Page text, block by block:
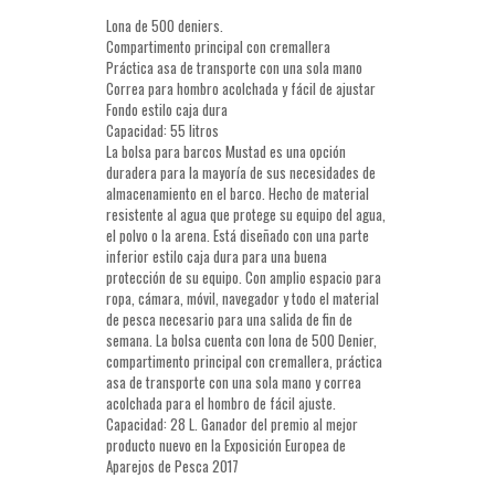
Lona de 500 deniers.
Compartimento principal con cremallera
Práctica asa de transporte con una sola mano
Correa para hombro acolchada y fácil de ajustar
Fondo estilo caja dura
Capacidad: 55 litros
La bolsa para barcos Mustad es una opción
duradera para la mayoría de sus necesidades de
almacenamiento en el barco. Hecho de material
resistente al agua que protege su equipo del agua,
el polvo o la arena. Está diseñado con una parte
inferior estilo caja dura para una buena
protección de su equipo. Con amplio espacio para
ropa, cámara, móvil, navegador y todo el material
de pesca necesario para una salida de fin de
semana. La bolsa cuenta con lona de 500 Denier,
compartimento principal con cremallera, práctica
asa de transporte con una sola mano y correa
acolchada para el hombro de fácil ajuste.
Capacidad: 28 L. Ganador del premio al mejor
producto nuevo en la Exposición Europea de
Aparejos de Pesca 2017